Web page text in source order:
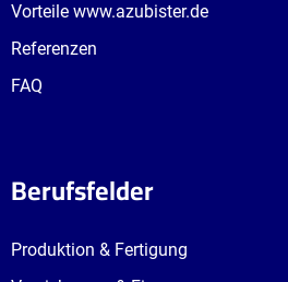
Vorteile www.azubister.de
Referenzen
FAQ
Berufsfelder
Produktion & Fertigung